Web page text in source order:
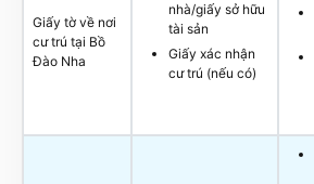
Giấy tờ về nơi
cư trú tại Bồ
Đào Nha
nhà/giấy sở hữu
tài sản
Giấy xác nhận
cư trú (nếu có)